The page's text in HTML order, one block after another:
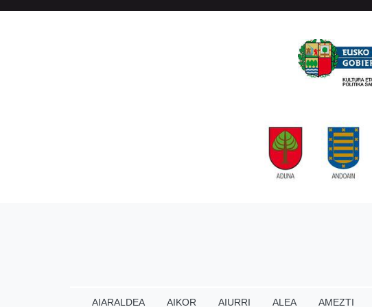
AIARALDEA AIKOR AIURRI ALEA AMEZTI